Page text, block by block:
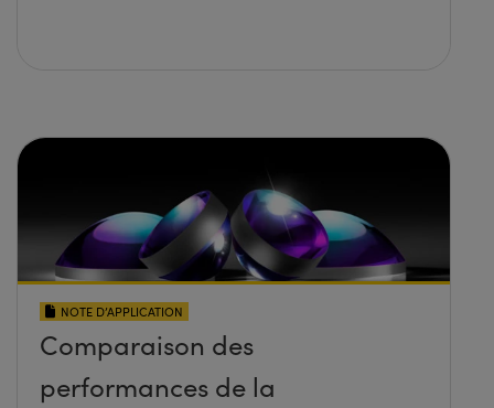
NOTE D’APPLICATION
Comparaison des
performances de la